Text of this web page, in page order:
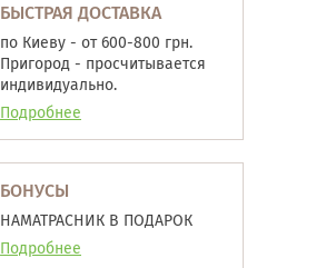
БЫСТРАЯ ДОСТАВКА
по Киеву - от 600-800 грн.
Пригород - просчитывается
индивидуально.
Подробнее
БОНУСЫ
НАМАТРАСНИК В ПОДАРОК
Подробнее